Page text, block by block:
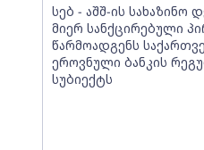
სებ - აშშ-ის სახაზინო
მიერ სანქცირებული
წარმოადგენს
ეროვნული ბანკის
სუბიექტს